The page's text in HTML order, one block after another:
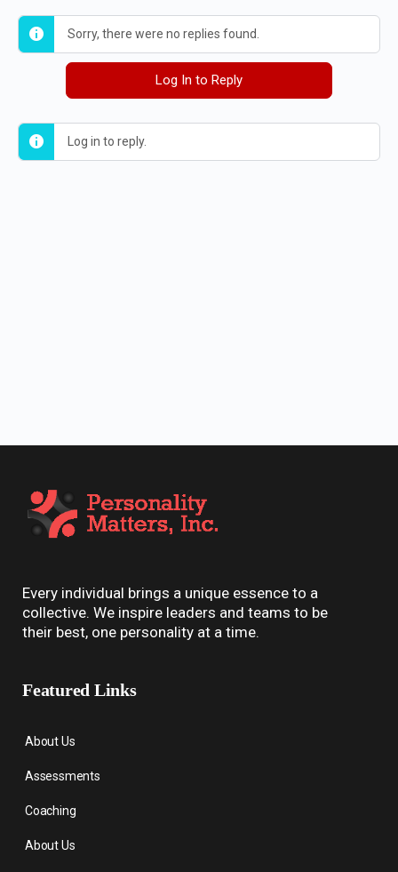
Sorry, there were no replies found.
Log In to Reply
Log in to reply.
Every individual brings a unique essence to a
collective. We inspire leaders and teams to be
their best, one personality at a time.
Featured Links
About Us
Assessments
Coaching
About Us